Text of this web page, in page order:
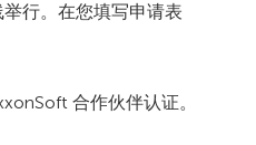
行。在您填写申请表
合作伙伴认证。